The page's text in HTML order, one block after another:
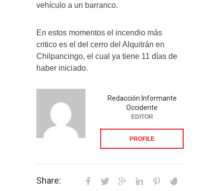
vehículo a un barranco.
En estos momentos el incendio más
critico es el del cerro del Alquitrán en
Chilpancingo, el cual ya tiene 11 días de
haber iniciado.
Redacción Informante
Occidente
EDITOR
PROFILE
Share: